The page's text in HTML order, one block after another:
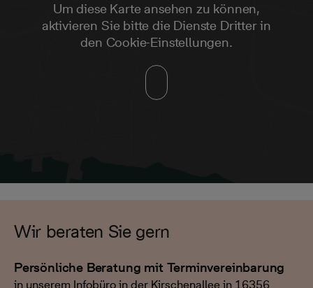
Um diese Karte ansehen zu können,
aktivieren Sie bitte die Dienste Dritter in
den Cookie-Einstellungen.
Wir beraten Sie gern
Persönliche Beratung mit Terminvereinbarung
in unserem Infobüro in der Kirschenallee in 16356